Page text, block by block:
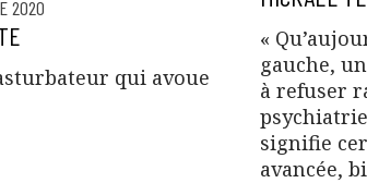
2020
qui avoue
«
gauche,
à refuser
signifie
avancée,